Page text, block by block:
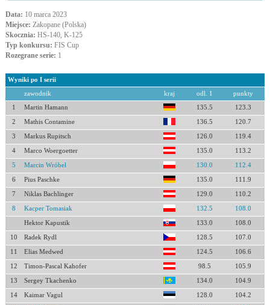
Data: 10 marca 2023
Miejsce: Zakopane (Polska)
Skocznia: HS-140, K-125
Typ konkursu: FIS Cup
Rozegrane serie: 1
Wyniki po I serii
zawodnik kraj odl. 1 punkty
1 Martin Hamann 135.5 123.3
2 Mathis Contamine 136.5 120.7
3 Markus Rupitsch 126.0 119.4
4 Marco Woergoetter 135.0 113.2
5 Marcin Wróbel 130.0 112.4
6 Pius Paschke 135.0 111.9
7 Niklas Bachlinger 129.0 110.2
8 Kacper Tomasiak 132.5 108.0
Hektor Kapustik 133.0 108.0
10 Radek Rydl 128.5 107.0
11 Elias Medwed 124.5 106.6
12 Timon-Pascal Kahofer 98.5 105.9
13 Sergey Tkachenko 134.0 104.9
14 Kaimar Vagul 128.0 104.2